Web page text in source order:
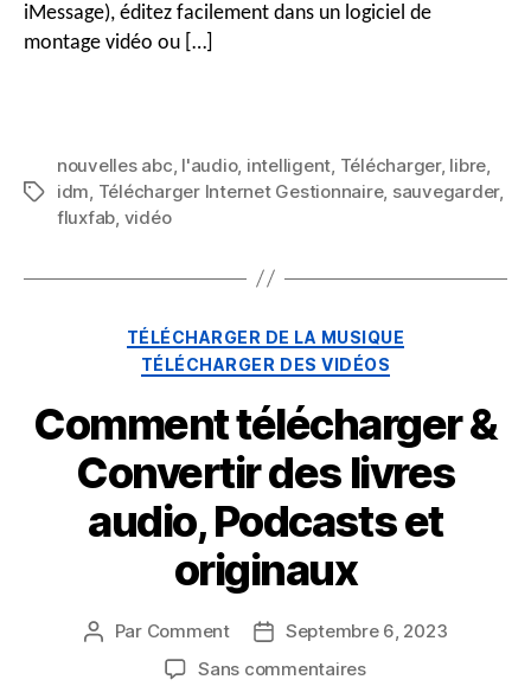
iMessage), éditez facilement dans un logiciel de
montage vidéo ou […]
Mots
nouvelles abc l'audio, intelligent Télécharger, libre
idm Télécharger Internet Gestionnaire, sauvegarder,
fluxfab vidéo
Catégories
TÉLÉCHARGER DE LA MUSIQUE
TÉLÉCHARGER DES VIDÉOS
Comment télécharger &
Convertir des livres
audio, Podcasts et
originaux
Auteur
Par Comment
DateSeptembre 6, 2023
Sans commentairessur